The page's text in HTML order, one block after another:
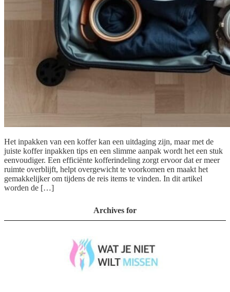
Het inpakken van een koffer kan een uitdaging zijn, maar met de
juiste koffer inpakken tips en een slimme aanpak wordt het een stuk
eenvoudiger. Een efficiënte kofferindeling zorgt ervoor dat er meer
ruimte overblijft, helpt overgewicht te voorkomen en maakt het
gemakkelijker om tijdens de reis items te vinden. In dit artikel
worden de […]
Archives for